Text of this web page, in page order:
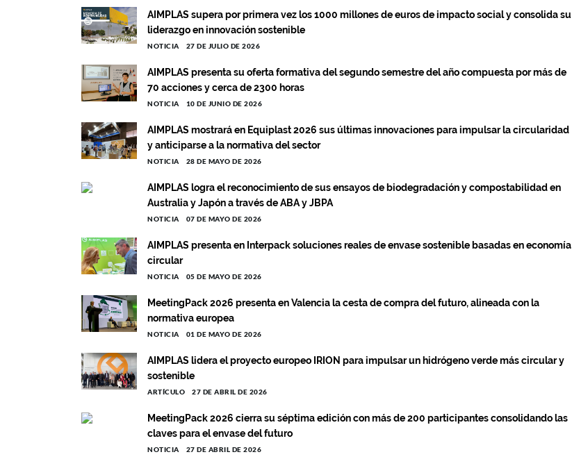
AIMPLAS supera por primera vez los 1000 millones de euros de impacto social y consolida su
liderazgo en innovación sostenible
NOTICIA 27 DE JULIO DE 2026
AIMPLAS presenta su oferta formativa del segundo semestre del año compuesta por más de
70 acciones y cerca de 2300 horas
NOTICIA 10 DE JUNIO DE 2026
AIMPLAS mostrará en Equiplast 2026 sus últimas innovaciones para impulsar la circularidad
y anticiparse a la normativa del sector
NOTICIA 28 DE MAYO DE 2026
AIMPLAS logra el reconocimiento de sus ensayos de biodegradación y compostabilidad en
Australia y Japón a través de ABA y JBPA
NOTICIA 07 DE MAYO DE 2026
AIMPLAS presenta en Interpack soluciones reales de envase sostenible basadas en economía
circular
NOTICIA 05 DE MAYO DE 2026
MeetingPack 2026 presenta en Valencia la cesta de compra del futuro, alineada con la
normativa europea
NOTICIA 01 DE MAYO DE 2026
AIMPLAS lidera el proyecto europeo IRION para impulsar un hidrógeno verde más circular y
sostenible
ARTÍCULO 27 DE ABRIL DE 2026
MeetingPack 2026 cierra su séptima edición con más de 200 participantes consolidando las
claves para el envase del futuro
NOTICIA 27 DE ABRIL DE 2026